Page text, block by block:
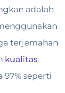
adalah
terjemahan
kualitas
97% seperti